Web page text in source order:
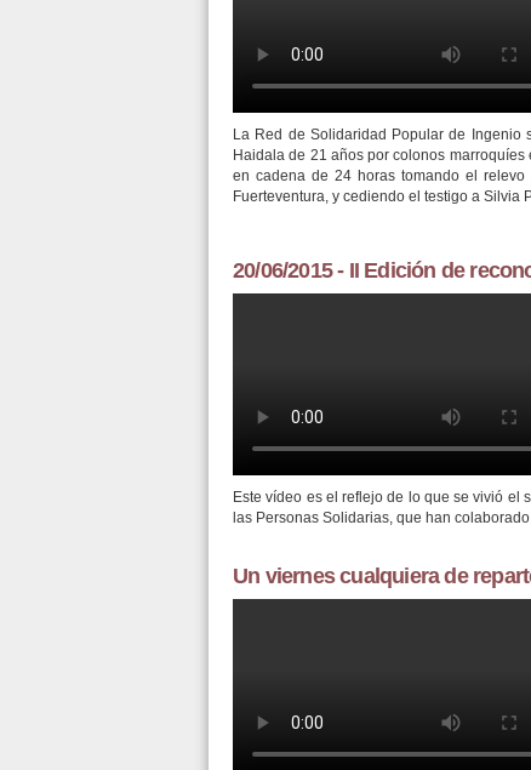
La Red de Solidaridad Popular de Ingenio
Haidala de 21 años por colonos
en cadena de 24 horas tomando el
Fuerteventura, y cediendo el testigo a Silvia
20/06/2015 - II Edición de
Este vídeo es el reflejo de lo que se vivió el
las Personas Solidarias, que han
Un viernes cualquiera de